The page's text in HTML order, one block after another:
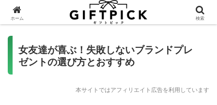
女友達が喜ぶ！失敗しないブランドプレ
ゼントの選び方とおすすめ
本サイトではアフィリエイト広告を利用しています
ホーム 検索